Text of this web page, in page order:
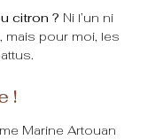
citron ? Ni l’un ni
mais pour moi, les
!
Marine Artouan